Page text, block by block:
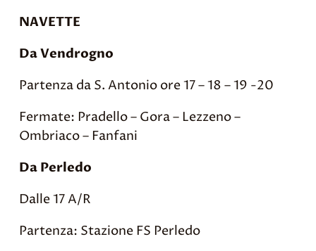
NAVETTE
Da Vendrogno
Partenza da S. Antonio ore 17 – 18 – 19 -20
Fermate: Pradello – Gora – Lezzeno –
Ombriaco – Fanfani
Da Perledo
Dalle 17 A/R
Partenza: Stazione FS Perledo